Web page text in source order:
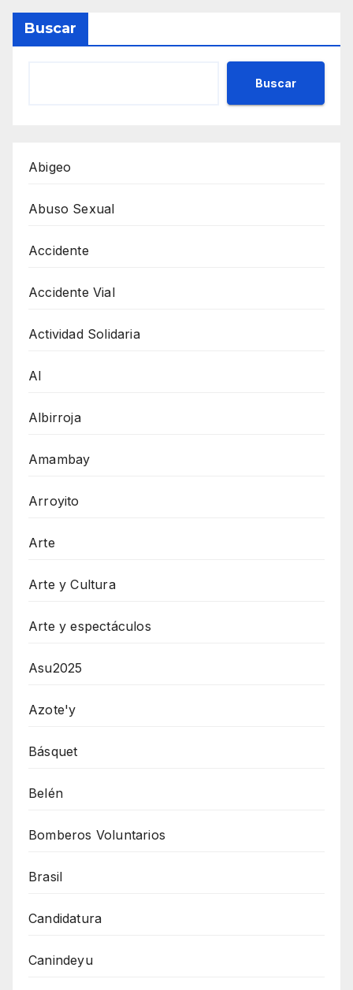
Buscar
Buscar
Abigeo
Abuso Sexual
Accidente
Accidente Vial
Actividad Solidaria
AI
Albirroja
Amambay
Arroyito
Arte
Arte y Cultura
Arte y espectáculos
Asu2025
Azote'y
Básquet
Belén
Bomberos Voluntarios
Brasil
Candidatura
Canindeyu